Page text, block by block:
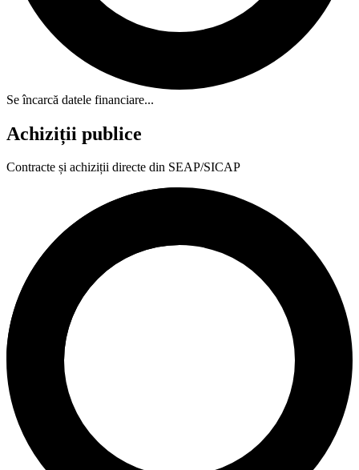
Se încarcă datele financiare...
Achiziții publice
Contracte și achiziții directe din SEAP/SICAP